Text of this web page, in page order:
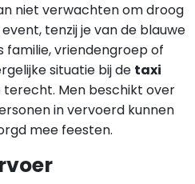
niet verwachten om droog
tenzij je van de blauwe
familie, vriendengroep of
situatie bij de taxi
terecht. Men beschikt over
in vervoerd kunnen
mee feesten.